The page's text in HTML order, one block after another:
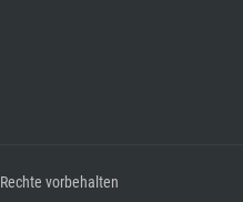
vorbehalten